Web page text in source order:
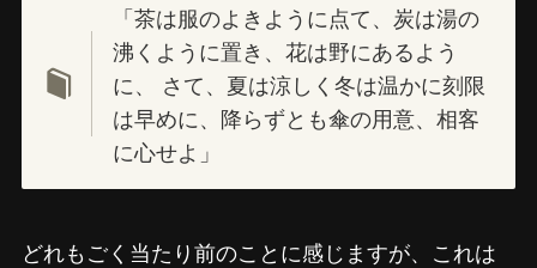
「茶は服のよきように点て、炭は湯の
沸くように置き、花は野にあるよう
に、 さて、夏は涼しく冬は温かに刻限
は早めに、降らずとも傘の用意、相客
に心せよ」
どれもごく当たり前のことに感じますが、これは